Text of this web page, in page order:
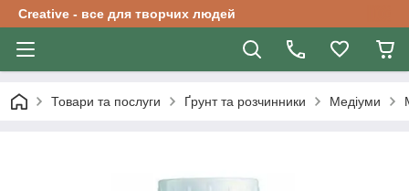
Creative - все для творчих людей
Товари та послуги Ґрунт та розчинники Медіуми